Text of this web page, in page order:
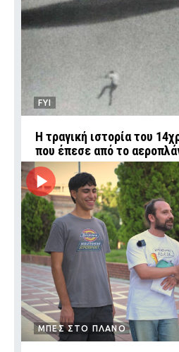
FYI
Η τραγική ιστορία του
που έπεσε από το
ΜΠΕΣ ΣΤΟ ΠΛΑΝΟ